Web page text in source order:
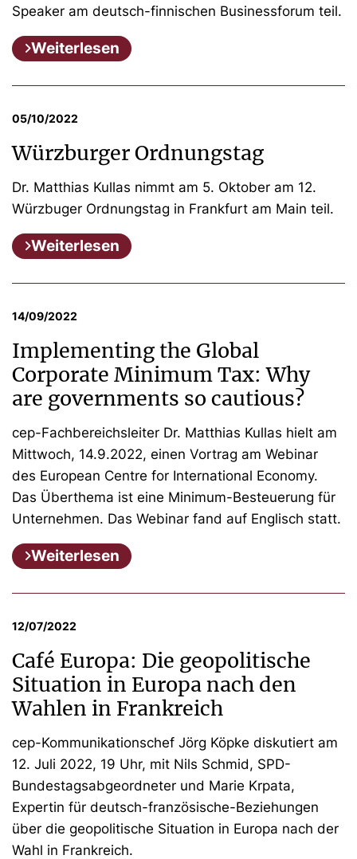
Speaker am deutsch-finnischen Businessforum teil.
Weiterlesen
05/10/2022
Würzburger Ordnungstag
Dr. Matthias Kullas nimmt am 5. Oktober am 12.
Würzbuger Ordnungstag in Frankfurt am Main teil.
Weiterlesen
14/09/2022
Implementing the Global
Corporate Minimum Tax: Why
are governments so cautious?
cep-Fachbereichsleiter Dr. Matthias Kullas hielt am
Mittwoch, 14.9.2022, einen Vortrag am Webinar
des European Centre for International Economy.
Das Überthema ist eine Minimum-Besteuerung für
Unternehmen. Das Webinar fand auf Englisch statt.
Weiterlesen
12/07/2022
Café Europa: Die geopolitische
Situation in Europa nach den
Wahlen in Frankreich
cep-Kommunikationschef Jörg Köpke diskutiert am
12. Juli 2022, 19 Uhr, mit Nils Schmid, SPD-
Bundestagsabgeordneter und Marie Krpata,
Expertin für deutsch-französische-Beziehungen
über die geopolitische Situation in Europa nach der
Wahl in Frankreich.